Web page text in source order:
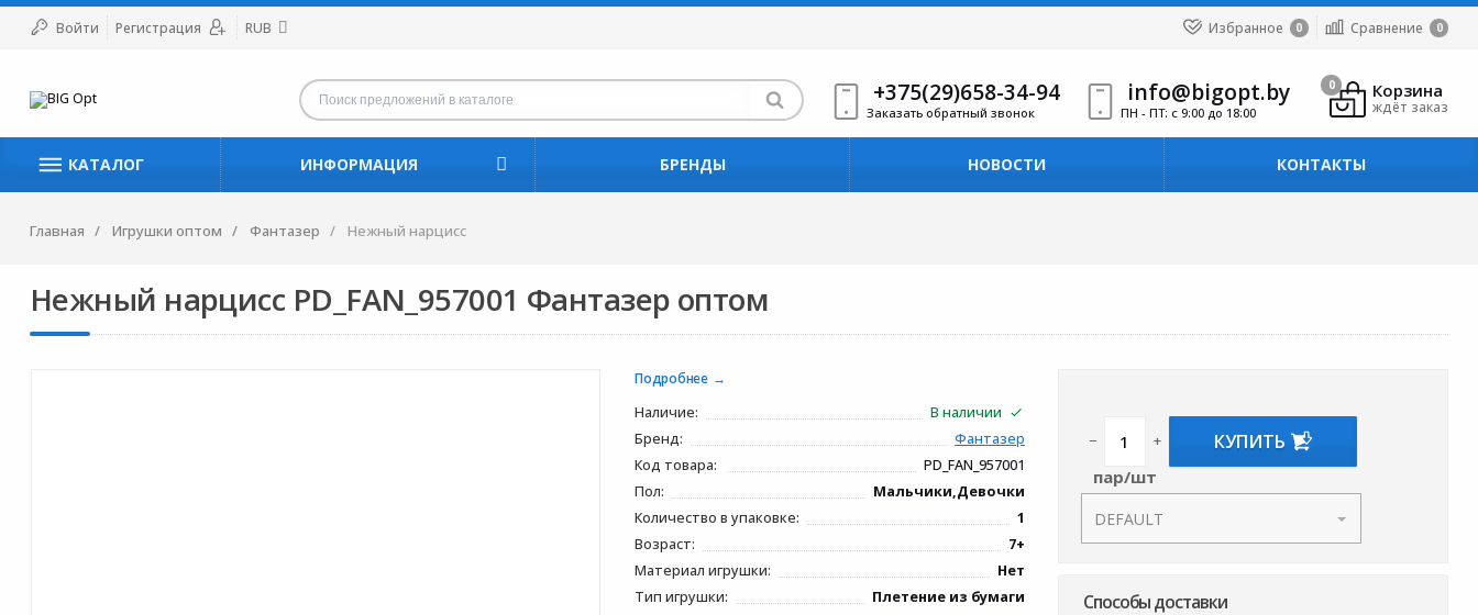
Войти Регистрация RUB Избранное 0 Сравнение 0
+375(29)658-34-94
Заказать обратный звонок
info@bigopt.by
ПН - ПТ: с 9:00 до 18:00
Корзина
ждёт заказ
0
КАТАЛОГ ИНФОРМАЦИЯ БРЕНДЫ НОВОСТИ КОНТАКТЫ
Главная Игрушки оптом Фантазер Нежный нарцисс
Нежный нарцисс PD_FAN_957001 Фантазер оптом
Подробнее
Наличие:
В наличии
Бренд:
Фантазер
Код товара:
PD_FAN_957001
Пол:
Мальчики,Девочки
Количество в упаковке:
1
Возраст:
7+
Материал игрушки:
Нет
Тип игрушки:
Плетение из бумаги
− +
пар/шт
КУПИТЬ
Способы доставки